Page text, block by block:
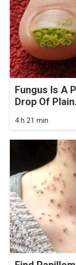
Fungus Is A
Drop Of
4 h 21 min